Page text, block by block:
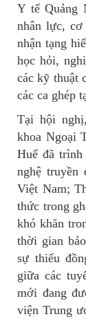
Y tế Quảng
nhân lực,
nhận tạng
học hỏi,
các kỹ thuật
các ca ghép
Tại hội
khoa Ngoại
Huế đã trình
nghệ truyền
Việt Nam;
thức trong
khó khăn
thời gian
sự thiếu
giữa các
mới đang
viện Trung